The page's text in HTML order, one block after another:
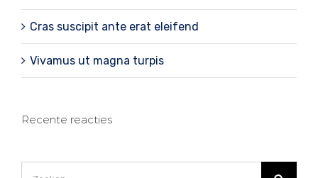
Cras suscipit ante erat eleifend
Vivamus ut magna turpis
Recente reacties